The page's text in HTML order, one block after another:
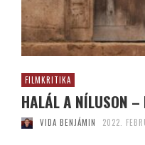
FILMKRITIKA
HALÁL A NÍLUSON
VIDA BENJÁMIN 2022.